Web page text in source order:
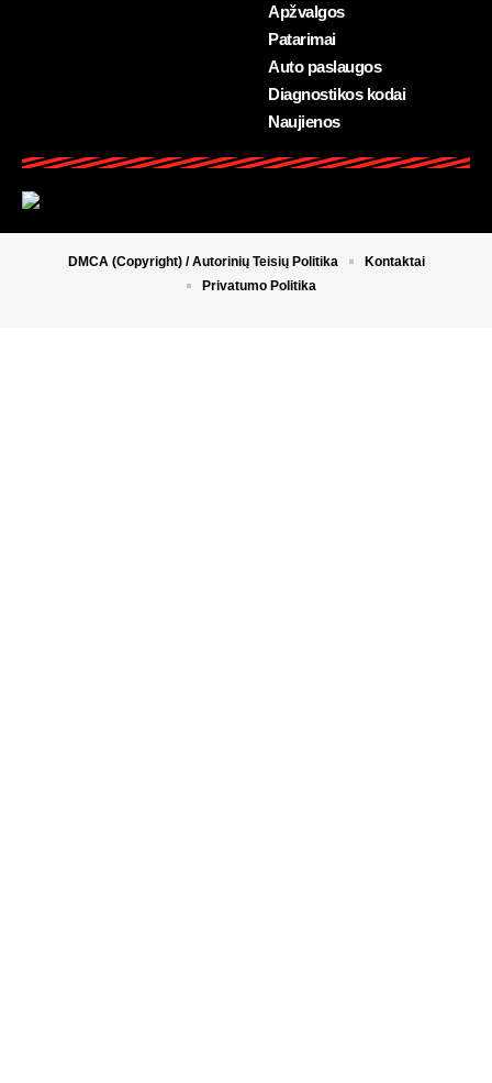
Apžvalgos
Patarimai
Auto paslaugos
Diagnostikos kodai
Naujienos
DMCA (Copyright) / Autorinių Teisių Politika
Kontaktai
Privatumo Politika